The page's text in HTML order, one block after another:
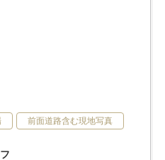
前面道路含む現地写真